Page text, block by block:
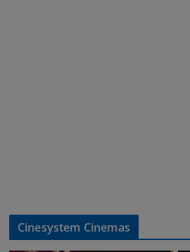
Cinesystem Cinemas